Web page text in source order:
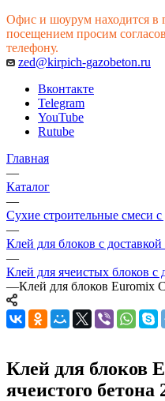
Офис и шоурум находится в
посещением просим
телефону.
zed@kirpich-gazobeton.ru
Вконтакте
Telegram
YouTube
Rutube
Главная
—
Каталог
—
Сухие строительные смеси с
—
Клей для блоков с
—
Клей для ячеистых блоков с
—Клей для блоков Euromiх
Клей для блоков
ячеистого бетона